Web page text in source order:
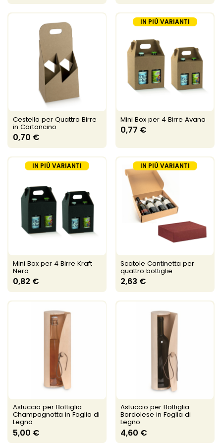
Cestello per Quattro Birre
in Cartoncino
0,70 €
IN PIÙ VARIANTI
Mini Box per 4 Birre Avana
0,77 €
IN PIÙ VARIANTI
Mini Box per 4 Birre Kraft
Nero
0,82 €
IN PIÙ VARIANTI
Scatole Cantinetta per
quattro bottiglie
2,63 €
Astuccio per Bottiglia
Champagnotta in Foglia di
Legno
5,00 €
Astuccio per Bottiglia
Bordolese in Foglia di
Legno
4,60 €